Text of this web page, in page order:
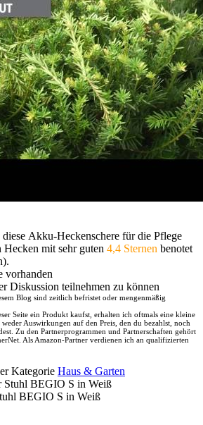
Akku-Heckenschere für die Pflege
mit sehr guten 4,4 Sternen benotet
vorhanden
Diskussion teilnehmen zu können
Blog sind zeitlich befristet oder mengenmäßig
Seite ein Produkt kaufst, erhalten ich oftmals eine kleine
Auswirkungen auf den Preis, den du bezahlst, noch
Zu den Partnerprogrammen und Partnerschaften gehört
Als Amazon-Partner verdienen ich an qualifizierten
Kategorie Haus & Garten
BEGIO S in Weiß